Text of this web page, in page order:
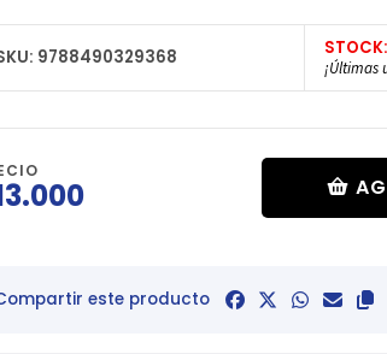
9788490329368 ¡Últimas
este producto